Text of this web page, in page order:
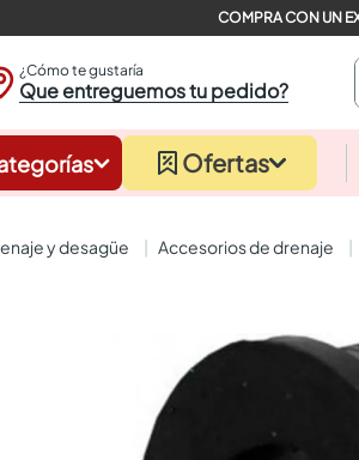
¿Cómo te gustaría
Que entreguemos tu pedido?
Ofertas
y desagüe accesorios de drenaje